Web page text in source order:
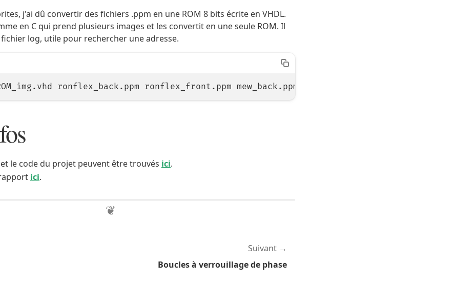
j'ai dû convertir des fichiers .ppm en une ROM 8 bits écrite en VHDL.
en C qui prend plusieurs images et les convertit en une seule ROM. Il
log, utile pour rechercher une adresse.
le code du projet peuvent être trouvés ici.
ici.
Suivant
Boucles à verrouillage de phase